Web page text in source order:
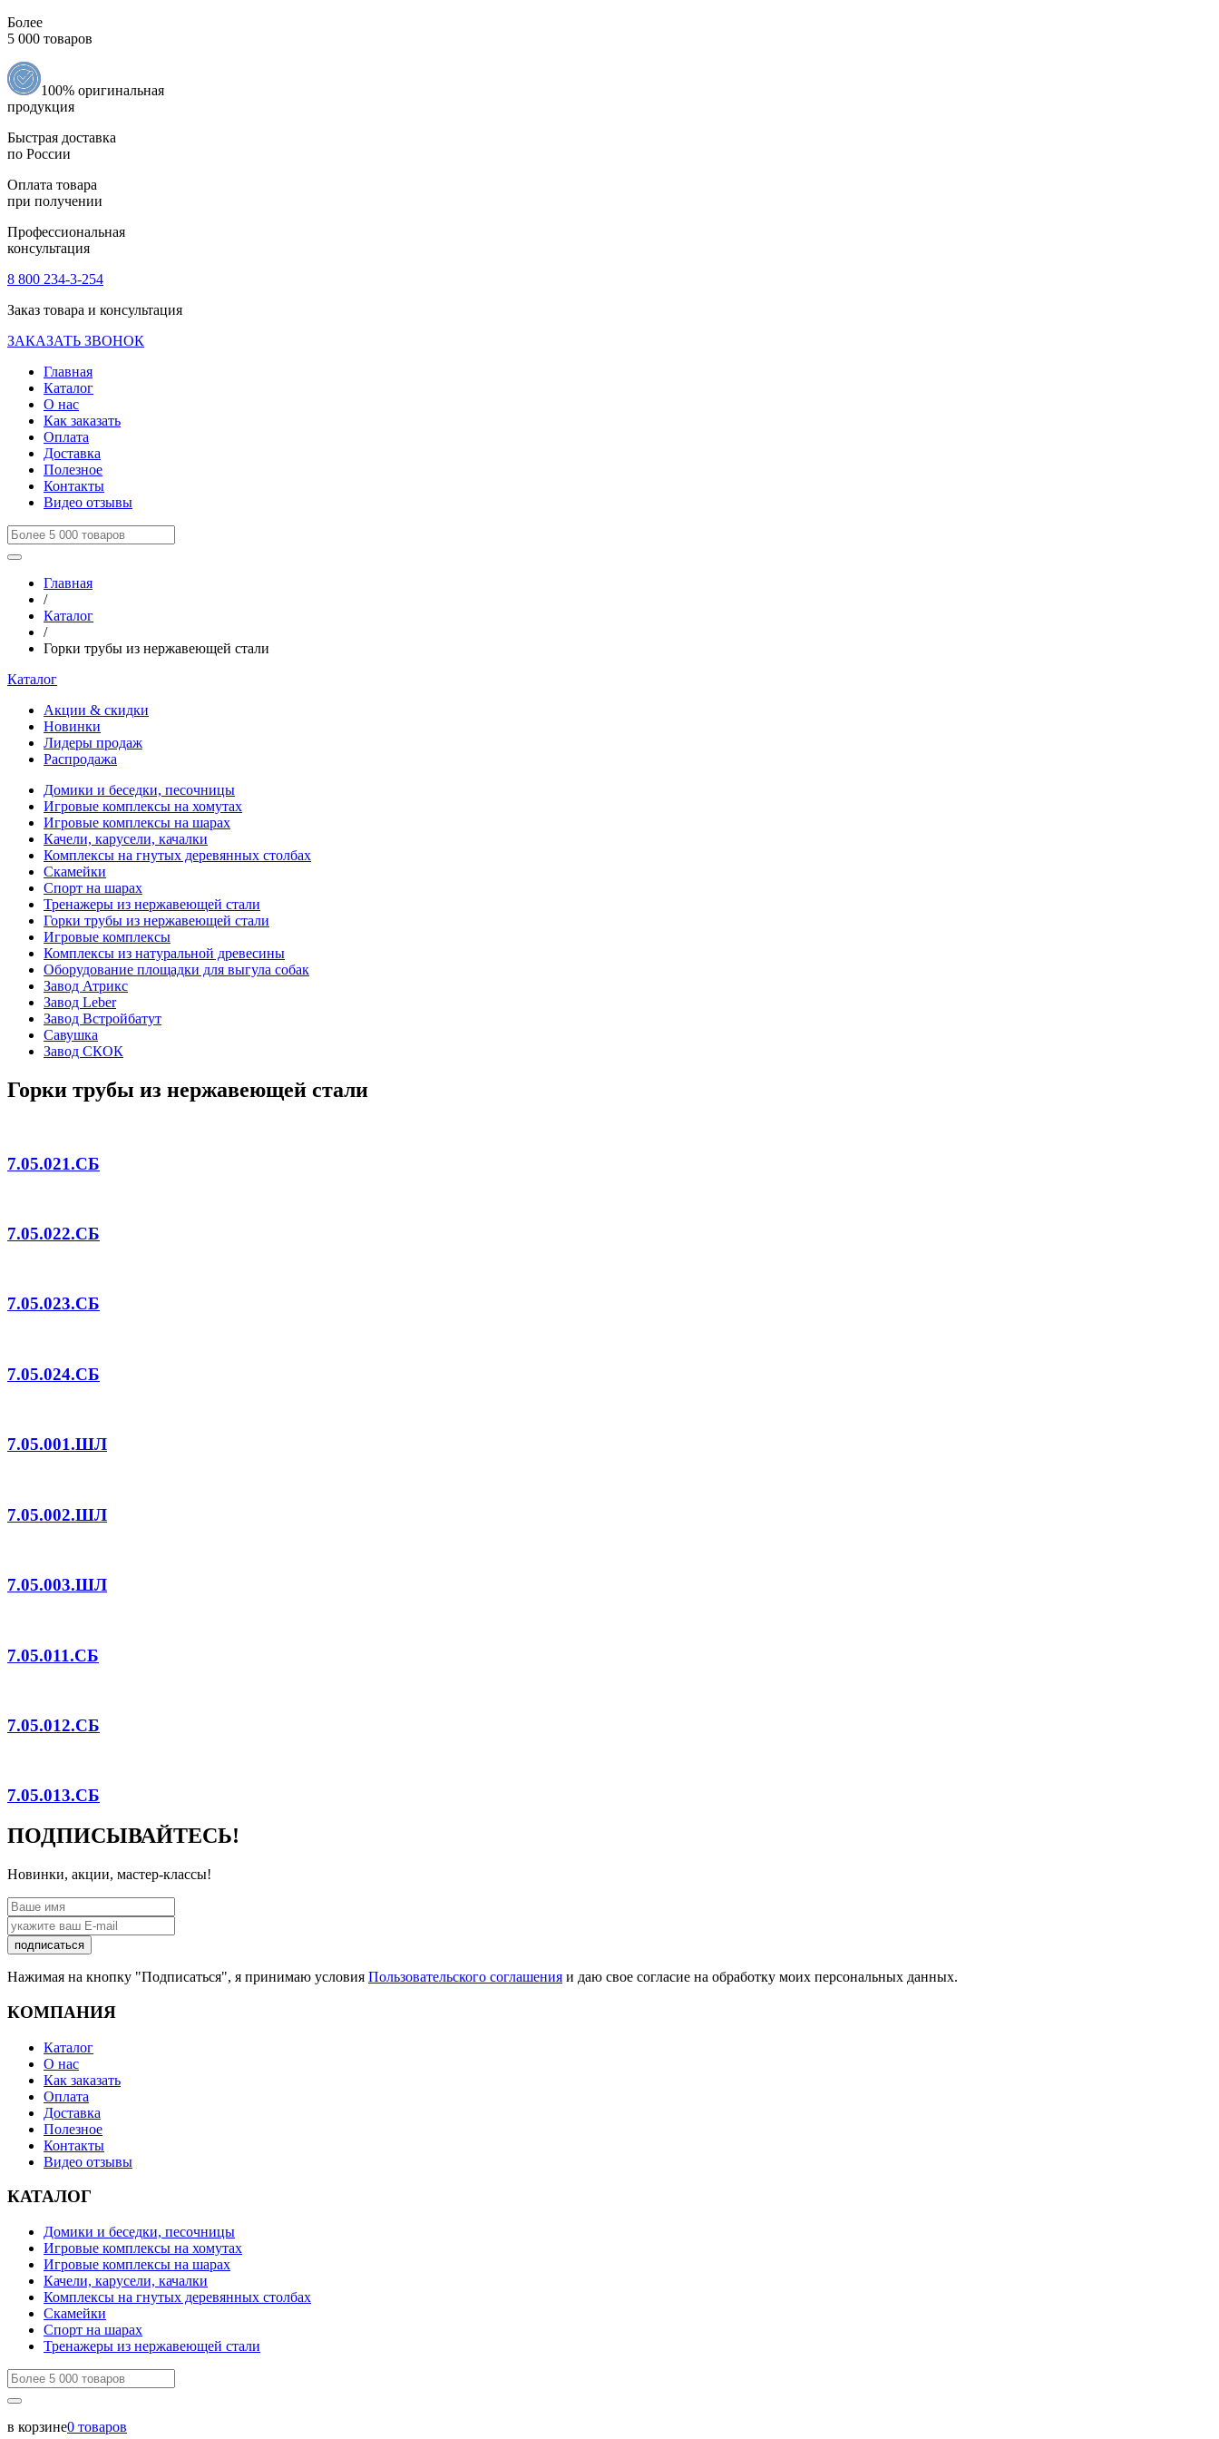
Более
5 000 товаров
100% оригинальная
продукция
Быстрая доставка
по России
Оплата товара
при получении
Профессиональная
консультация
8 800 234-3-254
Заказ товара и консультация
ЗАКАЗАТЬ ЗВОНОК
Главная
Каталог
О нас
Как заказать
Оплата
Доставка
Полезное
Контакты
Видео отзывы
Главная
/
Каталог
/
Горки трубы из нержавеющей стали
Каталог
Акции & скидки
Новинки
Лидеры продаж
Распродажа
Домики и беседки, песочницы
Игровые комплексы на хомутах
Игровые комплексы на шарах
Качели, карусели, качалки
Комплексы на гнутых деревянных столбах
Скамейки
Спорт на шарах
Тренажеры из нержавеющей стали
Горки трубы из нержавеющей стали
Игровые комплексы
Комплексы из натуральной древесины
Оборудование площадки для выгула собак
Завод Атрикс
Завод Leber
Завод Встройбатут
Савушка
Завод СКОК
Горки трубы из нержавеющей стали
7.05.021.СБ
7.05.022.СБ
7.05.023.СБ
7.05.024.СБ
7.05.001.ШЛ
7.05.002.ШЛ
7.05.003.ШЛ
7.05.011.СБ
7.05.012.СБ
7.05.013.СБ
ПОДПИСЫВАЙТЕСЬ!
Новинки, акции, мастер-классы!
подписаться
Нажимая на кнопку "Подписаться", я принимаю условия Пользовательского соглашения и даю свое согласие на обработку моих персональных данных.
КОМПАНИЯ
Каталог
О нас
Как заказать
Оплата
Доставка
Полезное
Контакты
Видео отзывы
КАТАЛОГ
Домики и беседки, песочницы
Игровые комплексы на хомутах
Игровые комплексы на шарах
Качели, карусели, качалки
Комплексы на гнутых деревянных столбах
Скамейки
Спорт на шарах
Тренажеры из нержавеющей стали
в корзине0 товаров